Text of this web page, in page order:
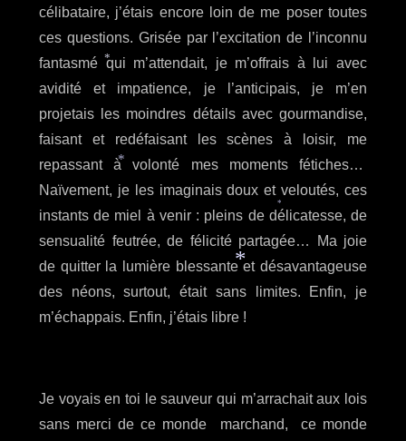
*
*
*
*
célibataire, j’étais encore loin de me poser toutes
ces questions. Grisée par l’excitation de l’inconnu
fantasmé qui m’attendait, je m’offrais à lui avec
avidité et impatience, je l’anticipais, je m’en
projetais les moindres détails avec gourmandise,
faisant et redéfaisant les scènes à loisir, me
repassant à volonté mes moments fétiches…
Naïvement, je les imaginais doux et veloutés, ces
instants de miel à venir : pleins de délicatesse, de
sensualité feutrée, de félicité partagée… Ma joie
de quitter la lumière blessante et désavantageuse
des néons, surtout, était sans limites. Enfin, je
m’échappais. Enfin, j’étais libre !
Je voyais en toi le sauveur qui m’arrachait aux lois
sans merci de ce monde marchand, ce monde